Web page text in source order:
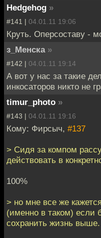
Hedgehog »
#141 | 04.01.11 19:06
Круть. Оперсоставу -
з_Менска »
#142 | 04.01.11 19:14
А вот у нас за такие
инкосаторов никто не
timur_photo »
#143 | 04.01.11 19:16
Кому: Фирсыч, #137
> Сидя за компом
действовать в
100%
> но мне все же
(именно в таком) если
сохранить жизнь выше.